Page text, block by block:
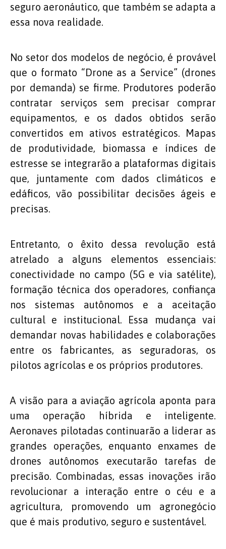
seguro aeronáutico, que também se adapta a
essa nova realidade.
No setor dos modelos de negócio, é provável
que o formato “Drone as a Service” (drones
por demanda) se firme. Produtores poderão
contratar serviços sem precisar comprar
equipamentos, e os dados obtidos serão
convertidos em ativos estratégicos. Mapas
de produtividade, biomassa e índices de
estresse se integrarão a plataformas digitais
que, juntamente com dados climáticos e
edáficos, vão possibilitar decisões ágeis e
precisas.
Entretanto, o êxito dessa revolução está
atrelado a alguns elementos essenciais:
conectividade no campo (5G e via satélite),
formação técnica dos operadores, confiança
nos sistemas autônomos e a aceitação
cultural e institucional. Essa mudança vai
demandar novas habilidades e colaborações
entre os fabricantes, as seguradoras, os
pilotos agrícolas e os próprios produtores.
A visão para a aviação agrícola aponta para
uma operação híbrida e inteligente.
Aeronaves pilotadas continuarão a liderar as
grandes operações, enquanto enxames de
drones autônomos executarão tarefas de
precisão. Combinadas, essas inovações irão
revolucionar a interação entre o céu e a
agricultura, promovendo um agronegócio
que é mais produtivo, seguro e sustentável.